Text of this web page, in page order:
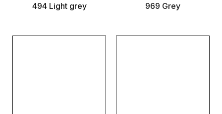
494 Light grey
969 Grey